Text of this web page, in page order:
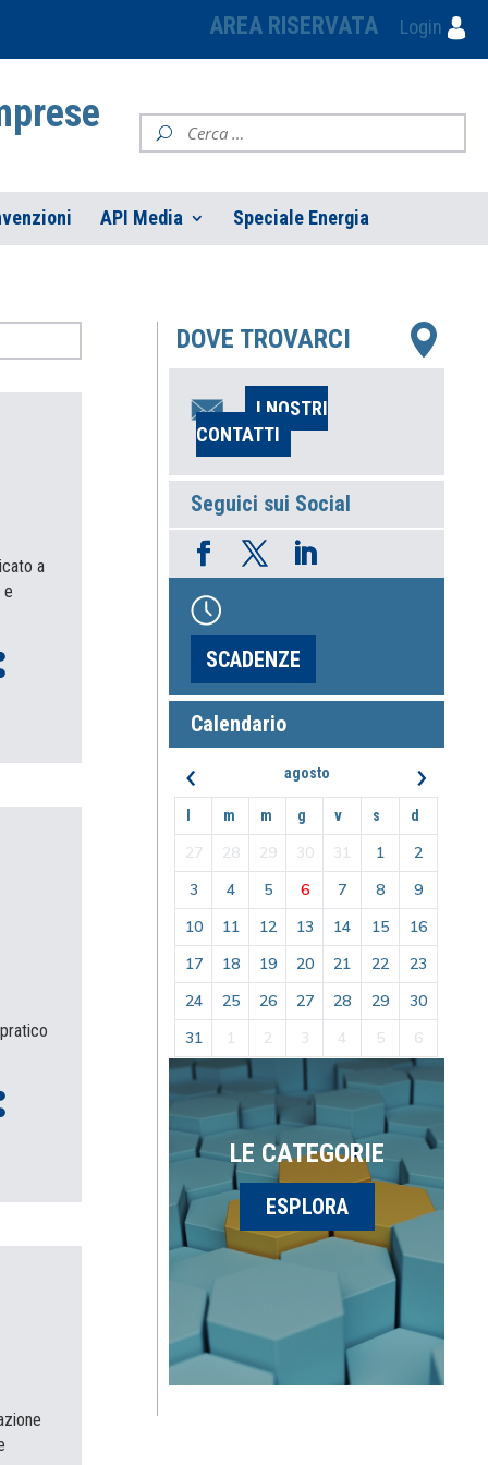
AREA RISERVATA Login
API Media Speciale Energia
a
e
DOVE TROVARCI
I NOSTRI
CONTATTI
Seguici sui Social
SCADENZE
Calendario
‹ agosto ›
m m g v s d
27 28 29 30 31 1
2
3
4 5 6 7 8
9
10
11 12 13 14 15
16
17
18 19 20 21 22
23
24
25 26 27 28 29
30
31
1 2 3 4 5 6
LE CATEGORIE
ESPLORA